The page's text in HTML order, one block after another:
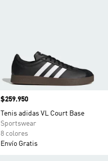
Precio
$259.950
Tenis adidas VL Court Base
Sportswear
8 colores
Envío Gratis